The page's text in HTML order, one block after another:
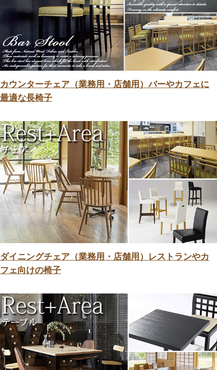
カウンターチェア（業務用・店舗用）バーやカフェに
最適な長椅子
ダイニングチェア（業務用・店舗用）レストランやカ
フェ向けの椅子